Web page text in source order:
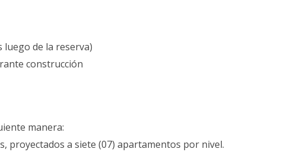
luego de la reserva)
construcción
manera:
proyectados a siete (07) apartamentos por nivel.